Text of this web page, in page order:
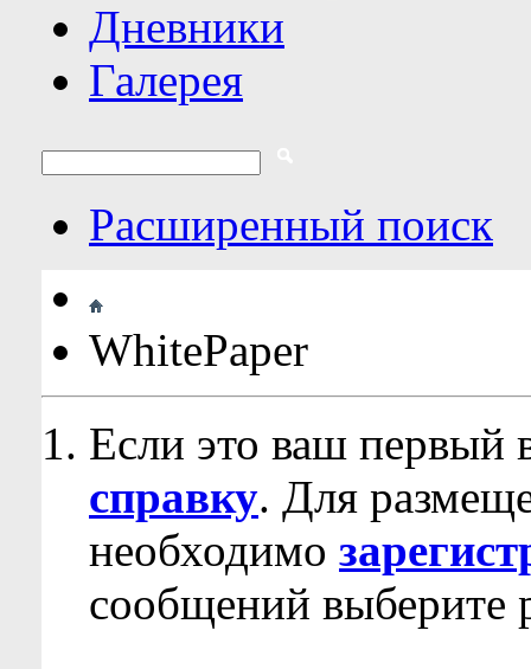
Дневники
Галерея
Расширенный поиск
WhitePaper
Если это ваш первый
справку. Для
необходимо
сообщений выберите